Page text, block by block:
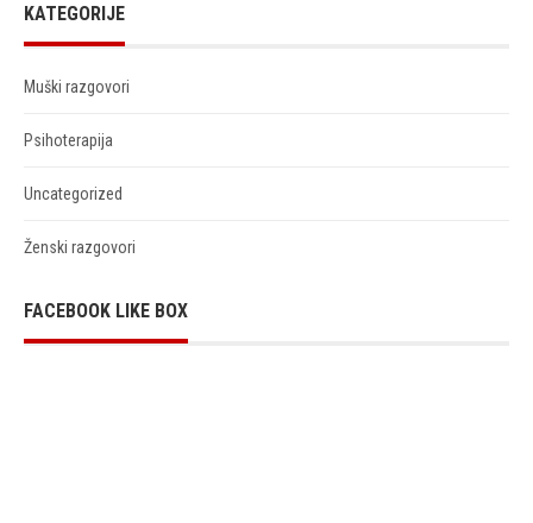
KATEGORIJE
Muški razgovori
Psihoterapija
Uncategorized
Ženski razgovori
FACEBOOK LIKE BOX